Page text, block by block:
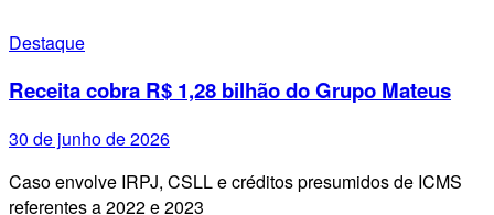
Destaque
Receita cobra R$ 1,28 bilhão do Grupo Mateus
30 de junho de 2026
Caso envolve IRPJ, CSLL e créditos presumidos de ICMS
referentes a 2022 e 2023